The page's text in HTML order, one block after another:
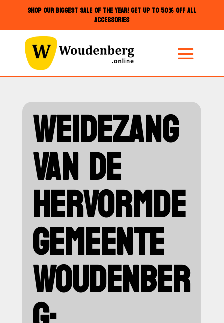
SHOP OUR BIGGEST SALE OF THE YEAR! GET UP TO 50% OFF ALL
ACCESSORIES
WEIDEZANG
VAN DE
HERVORMDE
GEMEENTE
WOUDENBER